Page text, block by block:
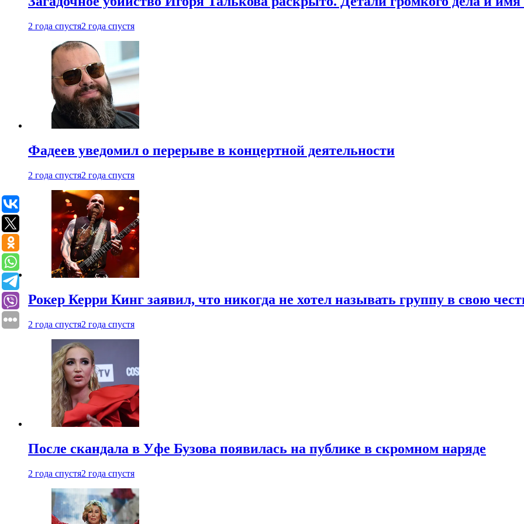
2 года спустя2 года спустя
Фадеев уведомил о перерыве в концертной деятельности
2 года спустя2 года спустя
Рокер Керри Кинг заявил, что никогда не хотел называть группу в свою
2 года спустя2 года спустя
После скандала в Уфе Бузова появилась на публике в скромном наряде
2 года спустя2 года спустя